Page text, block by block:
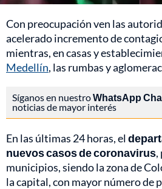
Con preocupación ven las
acelerado incremento de
mientras, en casas y
Medellín, las rumbas y
Síganos en nuestroWhatsApp
noticias de mayor interés
En las últimas 24 horas, el
nuevos casos de coronavirus,
municipios, siendo la zona de
la capital, con mayor número de